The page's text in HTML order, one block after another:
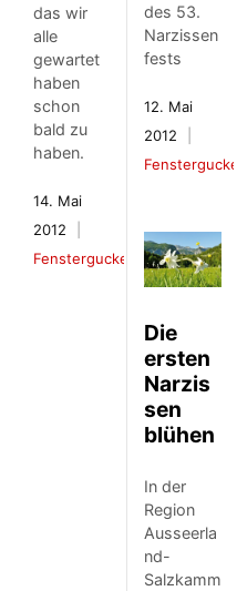
das wir
alle
gewartet
haben
schon
bald zu
haben.
14. Mai
2012
Fenstergucker
des 53.
Narzissen
fests
12. Mai
2012
Fenstergucker
Die
ersten
Narzis
sen
blühen
In der
Region
Ausseerla
nd-
Salzkamm